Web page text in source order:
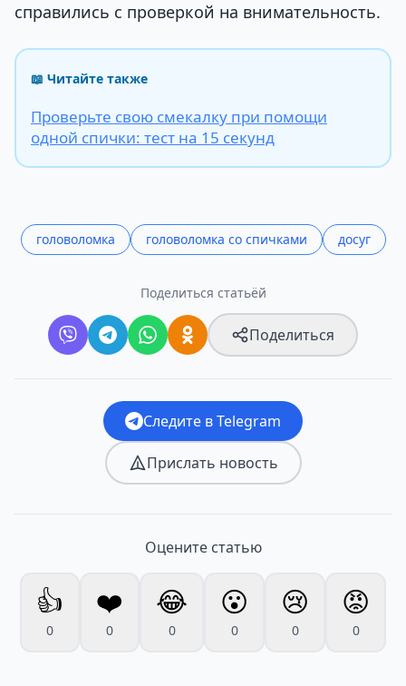
справились с проверкой на внимательность.
📖 Читайте также
Проверьте свою смекалку при помощи
одной спички: тест на 15 секунд
головоломка головоломка со спичками досуг
Поделиться статьёй
Поделиться
Следите в Telegram
Прислать новость
Оцените статью
👍
0
❤️
0
😂
0
😮
0
😢
0
😡
0